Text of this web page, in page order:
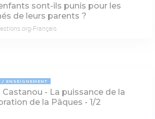
sont-ils punis pour les
de leurs parents ?
Français
ENSEIGNEMENT
Castanou - La puissance de la
de la Pâques - 1/2